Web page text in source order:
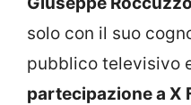
solo con il suo
pubblico televisivo
partecipazione a X